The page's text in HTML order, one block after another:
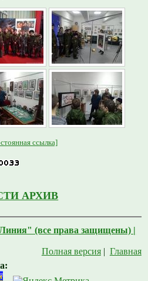
ссылка]
АРХИВ
(все права защищены) |
Полная версия| Главная